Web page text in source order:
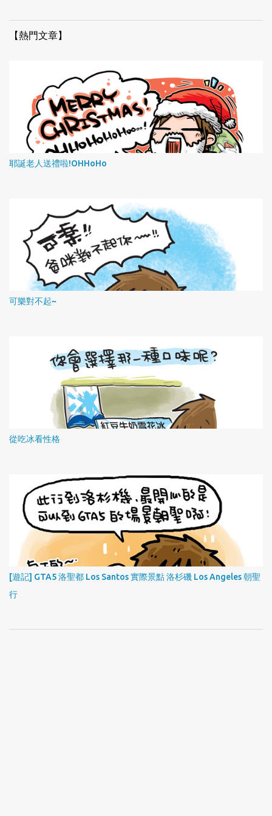
【熱門文章】
耶誕老人送禮啦!OHHoHo
可樂對不起~
從吃冰看性格
[遊記] GTA5 洛聖都 Los Santos 實際景點 洛杉磯 Los Angeles 朝聖
行